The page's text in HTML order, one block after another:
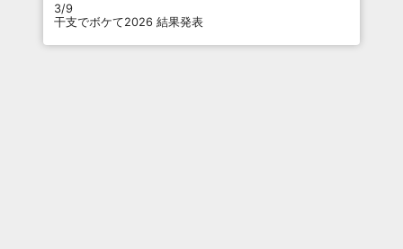
3/9
干支でボケて2026 結果発表